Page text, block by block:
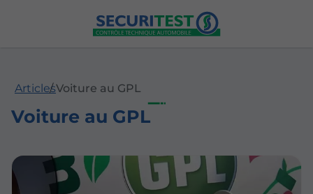
ArticlesVoiture au GPL
Voiture au GPL